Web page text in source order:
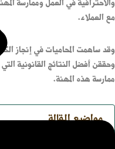
والاحترافية في العمل وممارسة
مع العملاء.
وقد ساهمت المحاميات في إنجاز
وحققن أفضل النتائج القانونية
ممارسة هذه المهنة.
مواضيع المقالة